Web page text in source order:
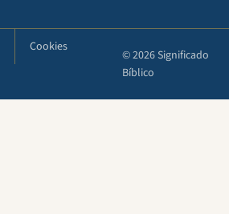
Cookies
© 2026 Significado
Bíblico